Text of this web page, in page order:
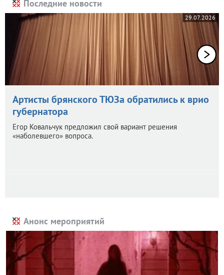
Последние новости
29.07.2026
Артисты брянского ТЮЗа обратились к врио
губернатора
Егор Ковальчук предложил свой вариант решения
«наболевшего» вопроса.
Анонс мероприятий